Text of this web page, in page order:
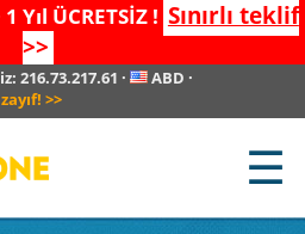
Yıl ÜCRETSİZ ! Sınırlı teklif
>>
216.73.217.61 · ABD ·
>>
☰